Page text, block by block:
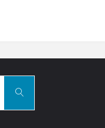
Search